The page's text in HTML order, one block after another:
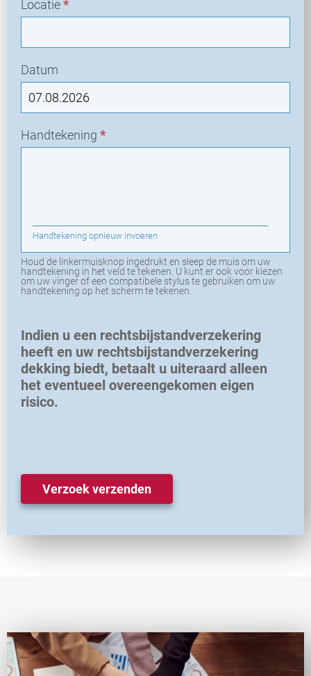
Locatie*
Datum
Handtekening *
Handtekening opnieuw invoeren
Houd de linkermuisknop ingedrukt en sleep de muis om uw
handtekening in het veld te tekenen. U kunt er ook voor kiezen
om uw vinger of een compatibele stylus te gebruiken om uw
handtekening op het scherm te tekenen.
Indien u een rechtsbijstandverzekering
heeft en uw rechtsbijstandverzekering
dekking biedt, betaalt u uiteraard alleen
het eventueel overeengekomen eigen
risico.
Verzoek verzenden